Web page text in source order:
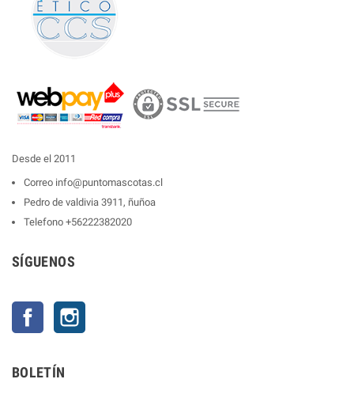
Desde el 2011
Correo info@puntomascotas.cl
Pedro de valdivia 3911, ñuñoa
Telefono +56222382020
SÍGUENOS
Facebook
BOLETÍN